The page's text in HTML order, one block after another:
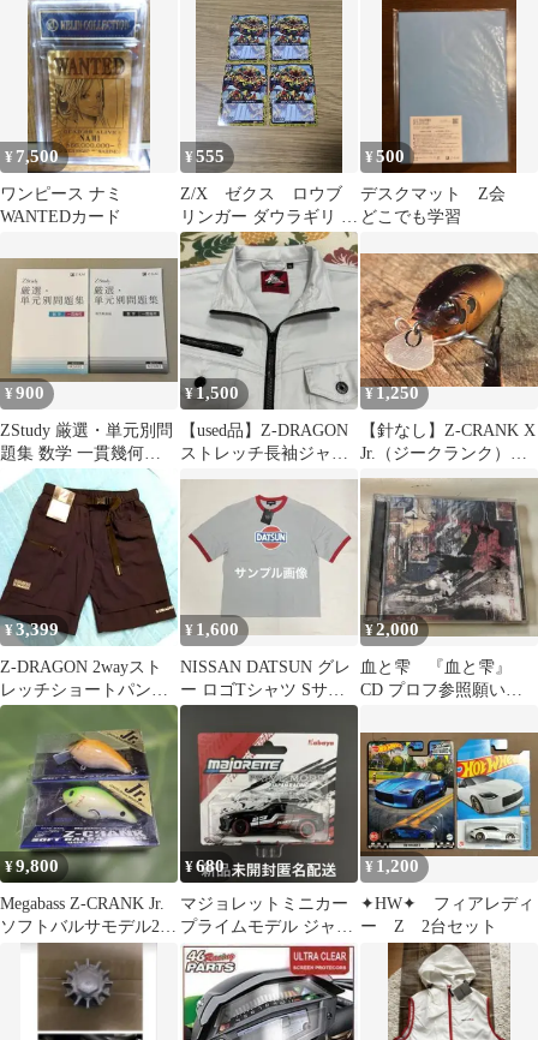
グリーズ
¥ 7,500
ワンピース ナミ
WANTEDカード
¥555
Z/X ゼクス ロウブ
リンガー ダウラギリ 4
枚セット
¥500
デスクマット Z会
どこでも学習
¥900
ZStudy 厳選・単元別問
題集 数学 一貫幾何
M2WB2 解答解説編も
一緒
¥1,500
【used品】Z-DRAGON
ストレッチ長袖ジャン
パー シルバー ワー
¥1,250
【針なし】Z-CRANK X
Jr.（ジークランク）
Megabass（メガバス）
¥3,399
Z-DRAGON 2wayスト
レッチショートパンツ
Ｓネイビー接触冷感
¥ 1,600
NISSAN DATSUN グレ
ー ロゴTシャツ Sサイ
ズ ルーズフィット
¥2,000
血と雫 『血と雫』
CD プロフ参照願いま
¥9,800
Megabass Z-CRANK Jr.
ソフトバルサモデル2個
セット
¥680
マジョレットミニカー
プライムモデル ジャパ
ン レーシング 日
産 Ｚ 匿名配送
¥ 1,200
✦HW✦ フィアレディ
ー Z 2台セット